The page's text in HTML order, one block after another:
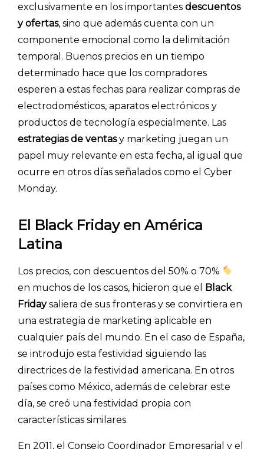
exclusivamente en los importantes descuentos
y ofertas, sino que además cuenta con un
componente emocional como la delimitación
temporal. Buenos precios en un tiempo
determinado hace que los compradores
esperen a estas fechas para realizar compras de
electrodomésticos, aparatos electrónicos y
productos de tecnología especialmente. Las
estrategias de ventasy marketing juegan un
papel muy relevante en esta fecha, al igual que
ocurre en otros días señalados como el Cyber
Monday.
El Black Friday en América
Latina
Los precios, con descuentos del 50% o 70%
en muchos de los casos, hicieron que el
Black
Fridaysaliera de sus fronteras y se convirtiera en
una estrategia de marketing aplicable en
cualquier país del mundo. En el caso de España,
se introdujo esta festividad siguiendo las
directrices de la festividad americana. En otros
países como México, además de celebrar este
día, se creó una festividad propia con
características similares.
En 2011, el Consejo Coordinador Empresarial y el